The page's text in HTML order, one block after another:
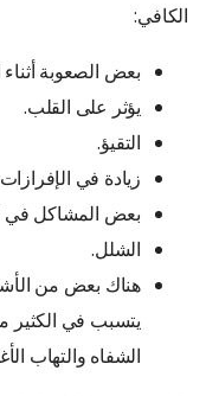
الكافي:
بعض الصعوبة أثناء
يؤثر على القلب.
التقيؤ.
زيادة في
بعض المشاكل في
الشلل.
هناك بعض من
يتسبب في الكثير
الشفاه والتهاب